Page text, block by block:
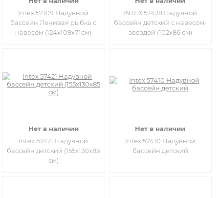
Intex 57109 Надувной
бассейн Ленивая рыбка с
навесом (124х109х71см)
INTEX 57428 Надувной
бассейн детский с навесом-
звездой (102х86 см)
Нет в наличии
Intex 57421 Надувной
бассейн детский (155х130х85
см)
Нет в наличии
Intex 57410 Надувной
бассейн детский